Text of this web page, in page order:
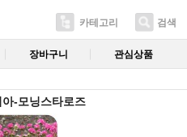
카테고리 검색
장바구니 관심상품
-모닝스타로즈